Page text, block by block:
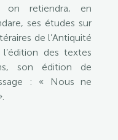
on retiendra, en
ses études sur
de l’Antiquité
des textes
son édition de
: « Nous ne